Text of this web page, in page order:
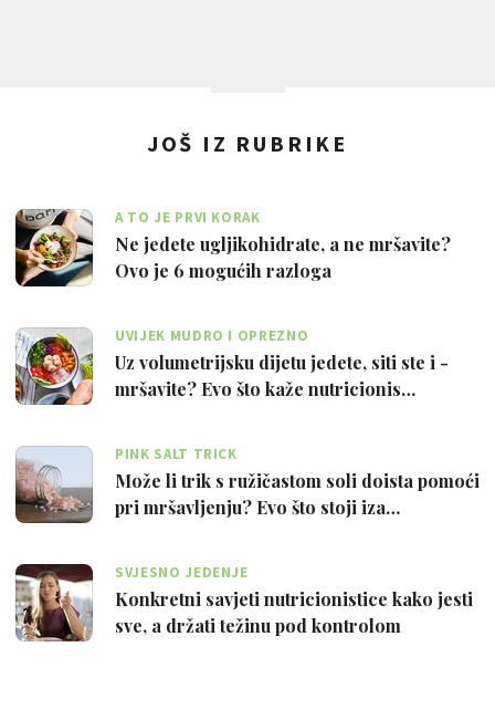
JOŠ IZ RUBRIKE
A TO JE PRVI KORAK
Ne jedete ugljikohidrate, a ne mršavite?
Ovo je 6 mogućih razloga
UVIJEK MUDRO I OPREZNO
Uz volumetrijsku dijetu jedete, siti ste i -
mršavite? Evo što kaže nutricionis…
PINK SALT TRICK
Može li trik s ružičastom soli doista pomoći
pri mršavljenju? Evo što stoji iza…
SVJESNO JEDENJE
Konkretni savjeti nutricionistice kako jesti
sve, a držati težinu pod kontrolom